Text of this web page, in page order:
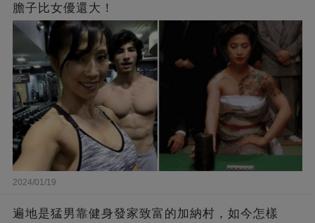
膽子比女優還大！
2024/01/19
遍地是猛男靠健身發家致富的加納村，如今怎樣